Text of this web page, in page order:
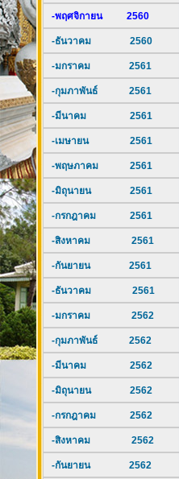
-พฤศจิกายน 2560
-ธันวาคม 2560
-มกราคม 2561
-กุมภาพันธ์ 2561
-มีนาคม 2561
-เมษายน 2561
-พฤษภาคม 2561
-มิถุนายน 2561
-กรกฎาคม 2561
-สิงหาคม 2561
-กันยายน 2561
-ธันวาคม 2561
-มกราคม 2562
-กุมภาพันธ์ 2562
-มีนาคม 2562
-มิถุนายน 2562
-กรกฎาคม 2562
-สิงหาคม 2562
-กันยายน 2562